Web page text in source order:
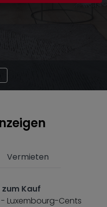
Vermieten
zum Kauf
Luxembourg-Cents